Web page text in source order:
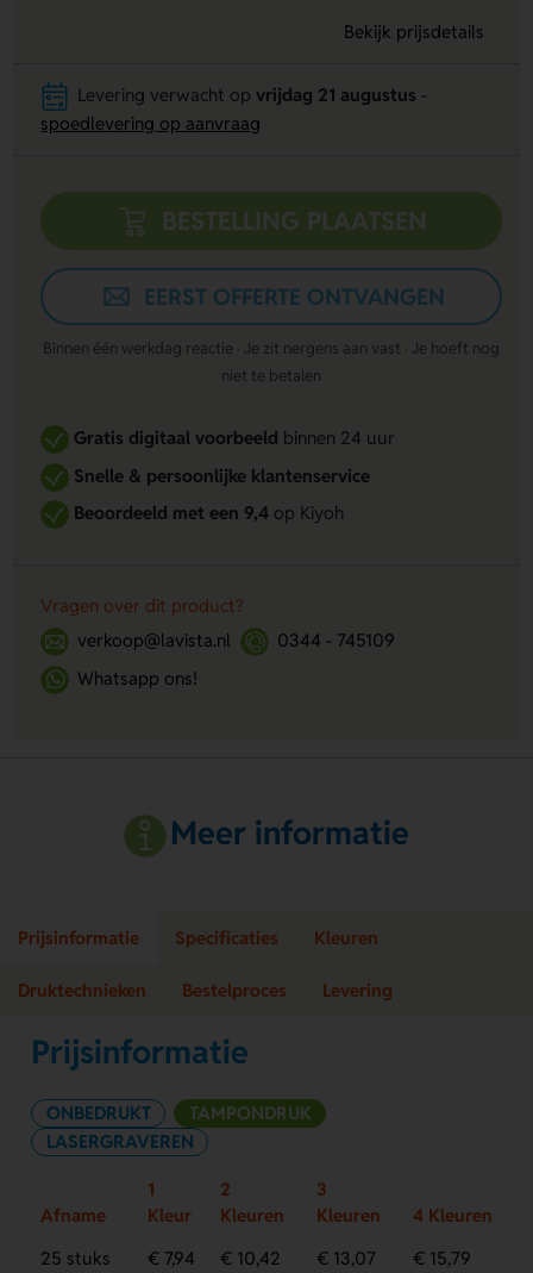
Bekijk prijsdetails
Levering verwacht opvrijdag 21 augustus
spoedlevering op aanvraag
BESTELLING PLAATSEN
EERST OFFERTE ONTVANGEN
Binnen één werkdag reactie · Je zit nergens aan vast · Je hoeft nog
niet te betalen
Gratis digitaal voorbeeldbinnen 24 uur
Snelle & persoonlijke klantenservice
Beoordeeld met een 9,4op Kiyoh
Vragen over dit product?
verkoop@lavista.nl
0344 - 745109
Whatsapp ons!
Meer informatie
Prijsinformatie Specificaties Kleuren
Druktechnieken Bestelproces Levering
Prijsinformatie
ONBEDRUKT
TAMPONDRUK
LASERGRAVEREN
Afname
1
Kleur
2
Kleuren
3
Kleuren
4 Kleuren
25 stuks
€ 7,94 € 10,42 € 13,07 € 15,79